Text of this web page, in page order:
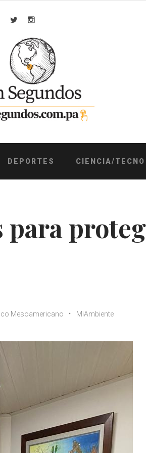
Facebook
TwitterInstagram
DEPORTES CIENCIA/TECNO
Mesoamericano
MiAmbiente